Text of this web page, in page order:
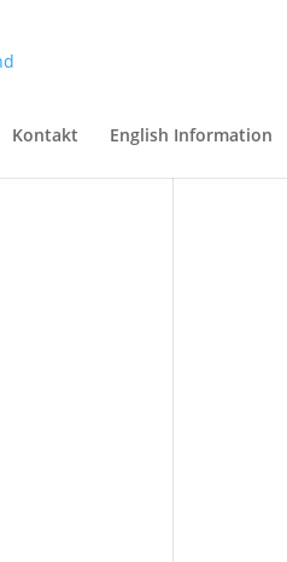
Kontakt English Information